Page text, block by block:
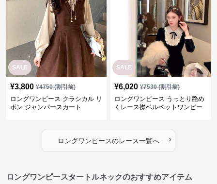
SALE
¥3,800 ¥4750(割引前)
ロングワンピース クラシカル リ
ボン ジャンパースカート
SALE
¥6,020 ¥7530(割引前)
ロングワンピース うっとり艶め
くレース襟ベルベットワンピー
ロングワンピースのレース一覧へ ›
ロングワンピースタートルネックのおすすめアイテム